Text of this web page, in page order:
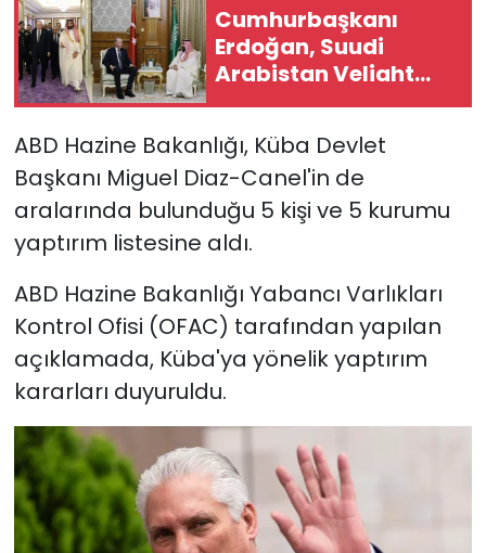
Cumhurbaşkanı
Erdoğan, Suudi
Arabistan Veliaht
Prensi Muhammed
görüştü
ABD Hazine Bakanlığı, Küba Devlet
Başkanı Miguel Diaz-Canel'in de
aralarında bulunduğu 5 kişi ve 5 kurumu
yaptırım listesine aldı.
ABD Hazine Bakanlığı Yabancı Varlıkları
Kontrol Ofisi (OFAC) tarafından yapılan
açıklamada, Küba'ya yönelik yaptırım
kararları duyuruldu.